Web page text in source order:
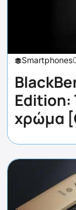
Smartphones
Edition:
χρώμα